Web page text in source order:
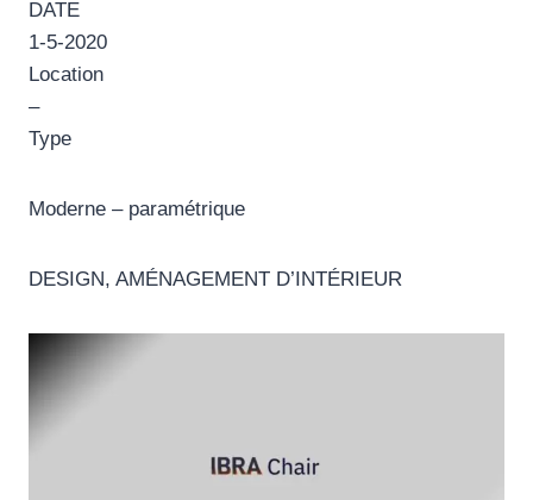
DATE
1-5-2020
Location
–
Type
Moderne – paramétrique
DESIGN, AMÉNAGEMENT D’INTÉRIEUR